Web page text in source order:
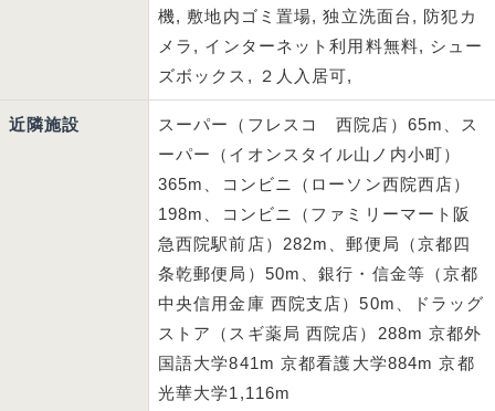
機, 敷地内ゴミ置場, 独立洗面台, 防犯カ
メラ, インターネット利用料無料, シュー
ズボックス, ２人入居可,
近隣施設
スーパー（フレスコ 西院店）65m、ス
ーパー（イオンスタイル山ノ内小町）
365m、コンビニ（ローソン西院西店）
198m、コンビニ（ファミリーマート阪
急西院駅前店）282m、郵便局（京都四
条乾郵便局）50m、銀行・信金等（京都
中央信用金庫 西院支店）50m、ドラッグ
ストア（スギ薬局 西院店）288m 京都外
国語大学841m 京都看護大学884m 京都
光華大学1,116m